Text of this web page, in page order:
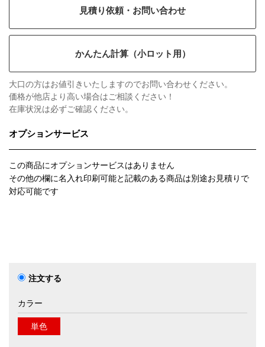
見積り依頼・お問い合わせ
かんたん計算（小ロット用）
大口の方はお値引きいたしますのでお問い合わせください。
価格が他店より高い場合はご相談ください！
在庫状況は必ずご確認ください。
オプションサービス
この商品にオプションサービスはありません
その他の欄に名入れ印刷可能と記載のある商品は別途お見積りで
対応可能です
注文する
カラー
単色